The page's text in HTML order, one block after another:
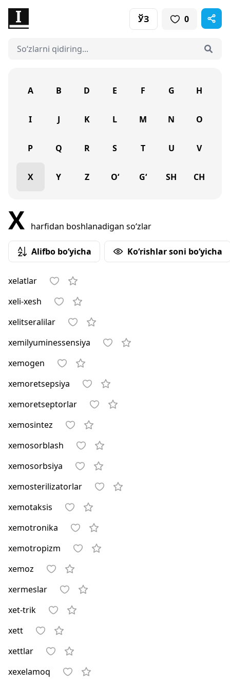
ЎЗ 0
A B D E F G H
I J K L M N O
P Q R S T U V
X Y Z O‘ G‘ SH CH
X harfidan boshlanadigan so‘zlar
Alifbo bo‘yicha Ko‘rishlar soni bo‘yicha
xelatlar
xeli-xesh
xelitseralilar
xemilyuminessensiya
xemogen
xemoretsepsiya
xemoretseptorlar
xemosintez
xemosorblash
xemosorbsiya
xemosterilizatorlar
xemotaksis
xemotronika
xemotropizm
xemoz
xermeslar
xet-trik
xett
xettlar
xexelamoq